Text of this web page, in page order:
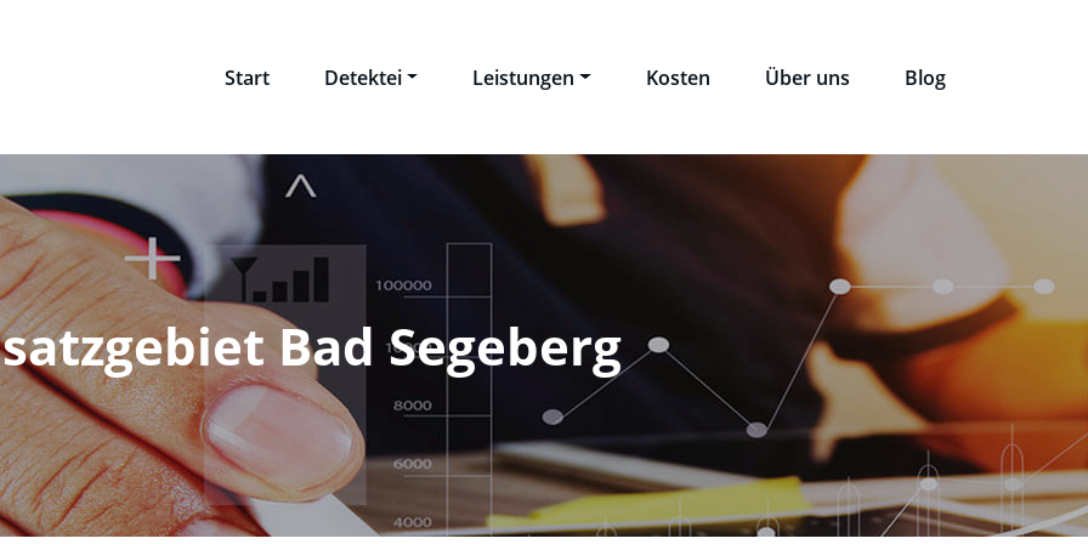
Start Detektei Leistungen Kosten Über uns Blog
Bad Segeberg